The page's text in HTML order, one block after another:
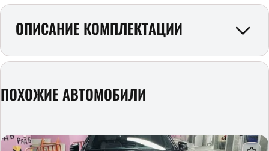
ОПИСАНИЕ КОМПЛЕКТАЦИИ
ПОХОЖИЕ АВТОМОБИЛИ